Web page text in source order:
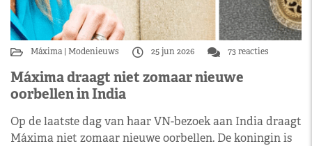
Máxima Modenieuws 25 jun 2026 73 reacties
Máxima draagt niet zomaar nieuwe
oorbellen in India
Op de laatste dag van haar VN-bezoek aan India draagt
Máxima niet zomaar nieuwe oorbellen. De koningin is